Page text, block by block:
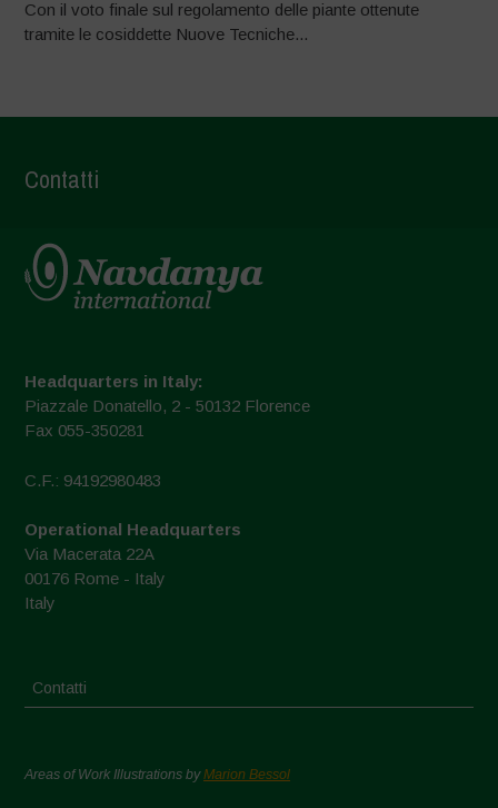
Con il voto finale sul regolamento delle piante ottenute
tramite le cosiddette Nuove Tecniche...
Contatti
Headquarters in Italy:
Piazzale Donatello, 2 - 50132 Florence
Fax 055-350281
C.F.: 94192980483
Operational Headquarters
Via Macerata 22A
00176 Rome - Italy
Italy
Contatti
Areas of Work Illustrations byMarion Bessol